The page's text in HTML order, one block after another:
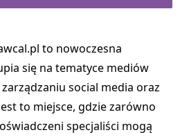
to nowoczesna
się na tematyce mediów
social media oraz
to miejsce, gdzie zarówno
specjaliści mogą